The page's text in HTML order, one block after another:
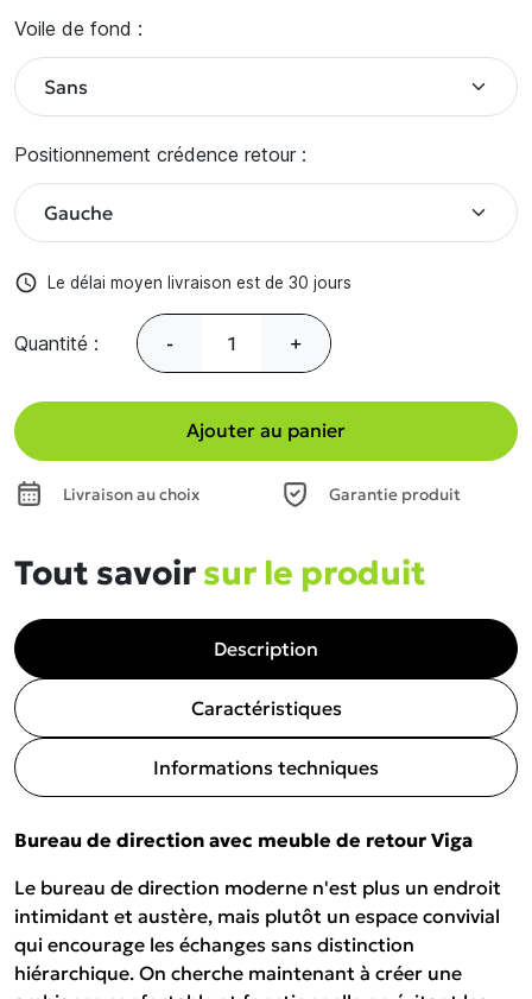
Voile de fond :
Positionnement crédence retour :
access_time Le délai moyen livraison est de 30 jours
Quantité : - +
Ajouter au panier
Livraison au choix Garantie produit
Tout savoir sur le produit
Description
Caractéristiques
Informations techniques
Bureau de direction avec meuble de retour Viga
Le bureau de direction moderne n'est plus un endroit
intimidant et austère, mais plutôt un espace convivial
qui encourage les échanges sans distinction
hiérarchique. On cherche maintenant à créer une